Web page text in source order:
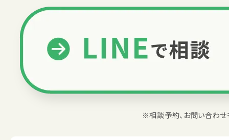
※相談予約、お問い合わせ